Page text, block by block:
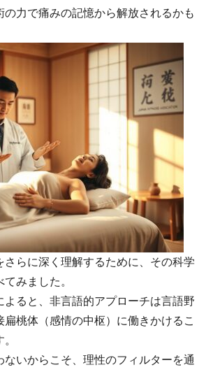
の力で痛みの記憶から解放されるかも
さらに深く理解するために、その科学
みました。
よると、非言語的アプローチは言語野
扁桃体（感情の中枢）に働きかけるこ
ないからこそ、理性のフィルターを通